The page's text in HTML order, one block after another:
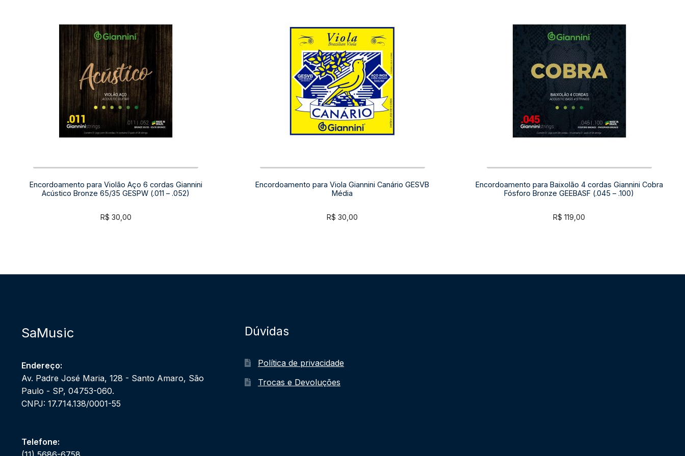
Encordoamento para Violão Aço 6 cordas Giannini
Acústico Bronze 65/35 GESPW (.011 – .052)
R$ 30,00
Encordoamento para Viola Giannini Canário GESVB
Média
R$ 30,00
Encordoamento para Baixolão 4 cordas Giannini Cobra
Fósforo Bronze GEEBASF (.045 – .100)
R$ 119,00
SaMusic
Endereço:
Av. Padre José Maria, 128 - Santo Amaro, São
Paulo - SP, 04753-060.
CNPJ: 17.714.138/0001-55
Telefone:
Dúvidas
Política de privacidade
Trocas e Devoluções